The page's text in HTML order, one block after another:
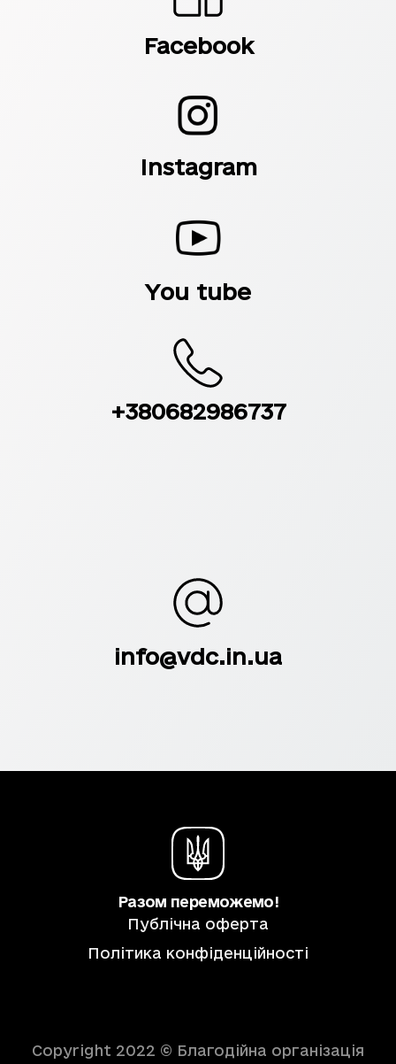
Facebook
Instagram
You tube
+380682986737
info@vdc.in.ua
Разом переможемо!
Публічна оферта
Політика конфіденційності
Copyright 2022 © Благодійна організація